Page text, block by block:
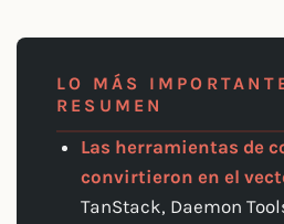
LO MÁS
RESUMEN
Las herramientas de
convirtieron en el
TanStack, Daemon